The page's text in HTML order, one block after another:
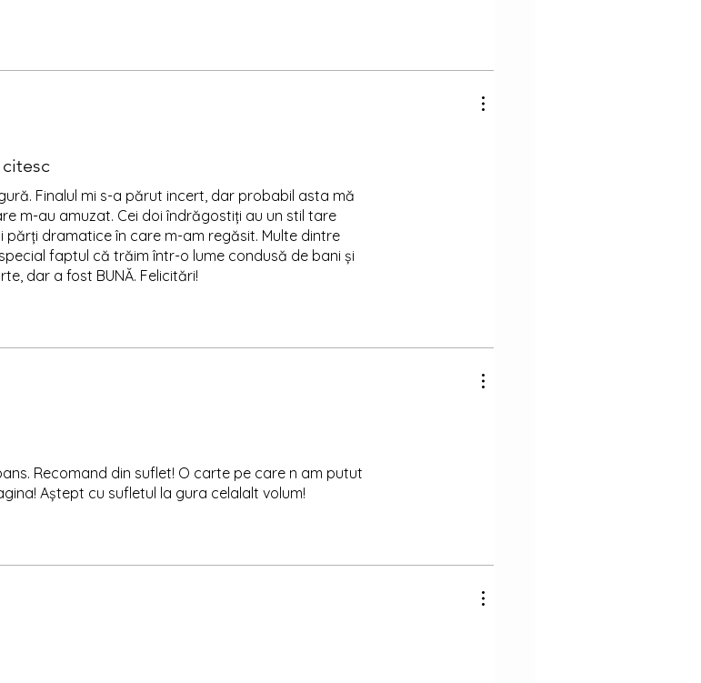
Finalul mi s-a părut incert, dar probabil asta mă
m-au amuzat. Cei doi îndrăgostiți au un stil tare
părți dramatice în care m-am regăsit. Multe dintre
faptul că trăim într-o lume condusă de bani și
dar a fost BUNĂ. Felicitări!
Recomand din suflet! O carte pe care n am putut
Aștept cu sufletul la gura celalalt volum!